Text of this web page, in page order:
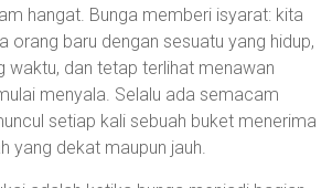
hangat. Bunga memberi isyarat: kita
orang baru dengan sesuatu yang hidup,
waktu, dan tetap terlihat menawan
menyala. Selalu ada semacam
setiap kali sebuah buket menerima
yang dekat maupun jauh.